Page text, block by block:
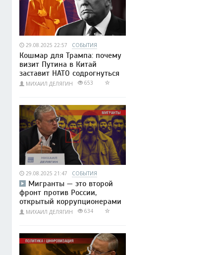
29.08.2025 22:57 СОБЫТИЯ
Кошмар для Трампа: почему
визит Путина в Китай
заставит НАТО содрогнуться
МИХАИЛ ДЕЛЯГИН 653
29.08.2025 21:47 СОБЫТИЯ
Мигранты — это второй
фронт против России,
открытый коррупционерами
МИХАИЛ ДЕЛЯГИН 634